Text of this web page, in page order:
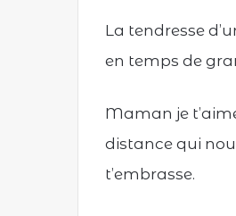
La tendresse
en temps de
Maman je
distance qui
t’embrasse.